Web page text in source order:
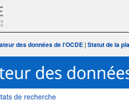
des données de l‘OCDE |Statut de la
de recherche